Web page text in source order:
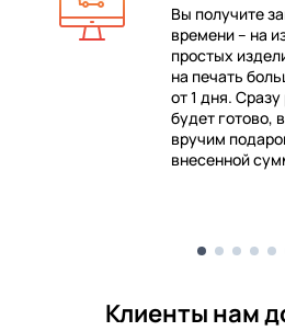
Вы получите
времени – на
простых
на печать
от 1 дня.
будет готово,
вручим
внесенной
Клиенты нам